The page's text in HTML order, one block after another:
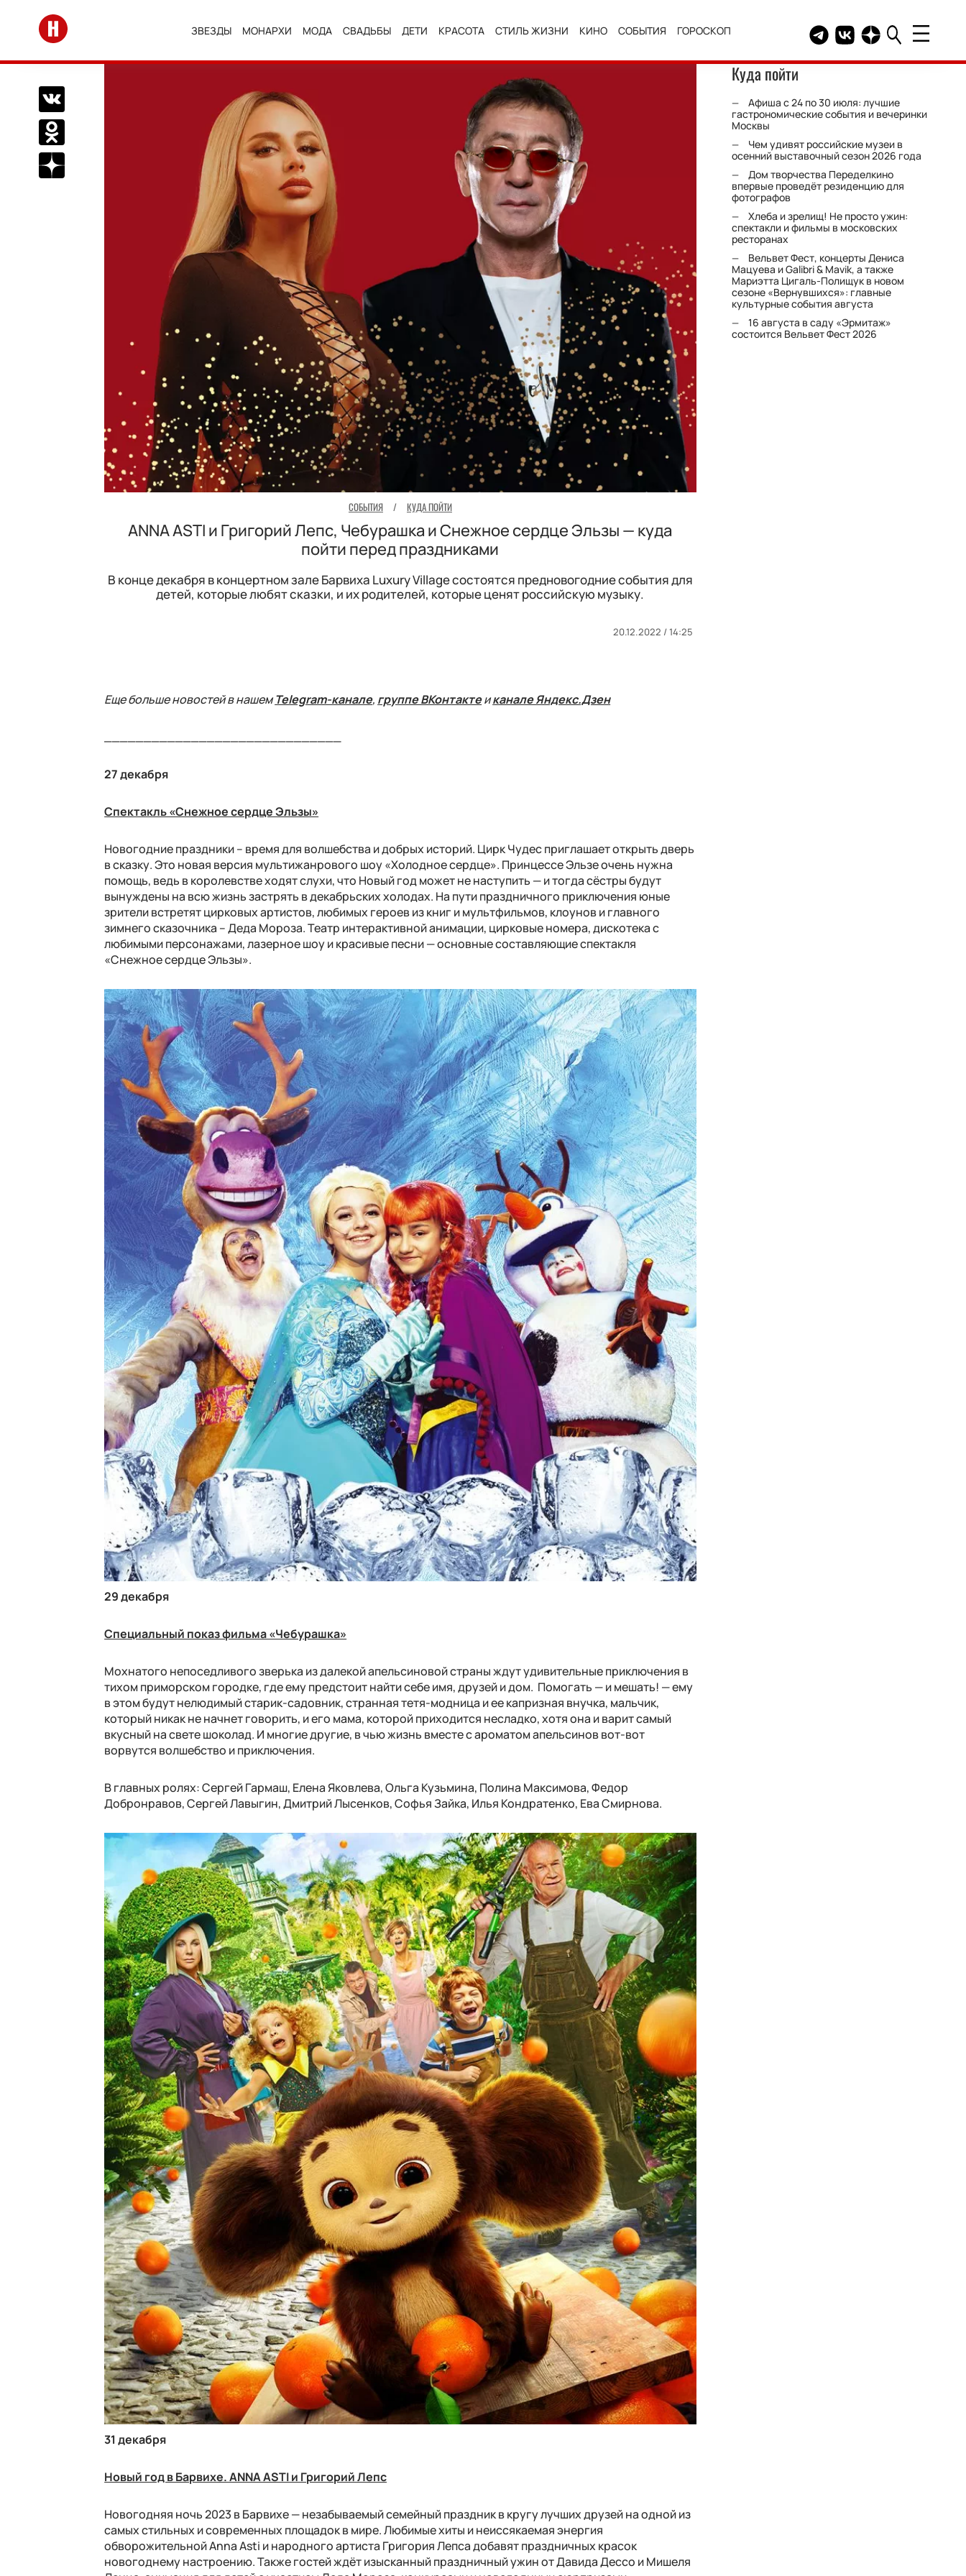
Перейти на главную
ЗВЕЗДЫ МОНАРХИ МОДА СВАДЬБЫ ДЕТИ КРАСОТА СТИЛЬ ЖИЗНИ КИНО СОБЫТИЯ ГОРОСКОП Telegram канал HELLO
Группа HELLO
Канал HELLO в
Поделиться Вконтакте
Поделиться в Одноклассниках
Подписаться на нас в Дзен
СОБЫТИЯ / КУДА ПОЙТИ
ANNA ASTI и Григорий Лепс, Чебурашка и Снежное сердце Эльзы — куда
пойти перед праздниками
В конце декабря в концертном зале Барвиха Luxury Village состоятся предновогодние события для
детей, которые любят сказки, и их родителей, которые ценят российскую музыку.
20.12.2022 / 14:25
Еще больше новостей в нашемTelegram-канале, группе ВКонтактеиканале Яндекс.Дзен
27 декабря
Спектакль «Снежное сердце Эльзы»
Новогодние праздники – время для волшебства и добрых историй. Цирк Чудес приглашает открыть дверь
в сказку. Это новая версия мультижанрового шоу «Холодное сердце». Принцессе Эльзе очень нужна
помощь, ведь в королевстве ходят слухи, что Новый год может не наступить — и тогда сёстры будут
вынуждены на всю жизнь застрять в декабрьских холодах. На пути праздничного приключения юные
зрители встретят цирковых артистов, любимых героев из книг и мультфильмов, клоунов и главного
зимнего сказочника – Деда Мороза. Театр интерактивной анимации, цирковые номера, дискотека с
любимыми персонажами, лазерное шоу и красивые песни — основные составляющие спектакля
«Снежное сердце Эльзы».
29 декабря
Специальный показ фильма «Чебурашка»
Мохнатого непоседливого зверька из далекой апельсиновой страны ждут удивительные приключения в
тихом приморском городке, где ему предстоит найти себе имя, друзей и дом. Помогать — и мешать! — ему
в этом будут нелюдимый старик-садовник, странная тетя-модница и ее капризная внучка, мальчик,
который никак не начнет говорить, и его мама, которой приходится несладко, хотя она и варит самый
вкусный на свете шоколад. И многие другие, в чью жизнь вместе с ароматом апельсинов вот-вот
ворвутся волшебство и приключения.
В главных ролях: Сергей Гармаш, Елена Яковлева, Ольга Кузьмина, Полина Максимова, Федор
Добронравов, Сергей Лавыгин, Дмитрий Лысенков, Софья Зайка, Илья Кондратенко, Ева Смирнова.
31 декабря
Новый год в Барвихе. ANNA ASTI и Григорий Лепс
Новогодняя ночь 2023 в Барвихе — незабываемый семейный праздник в кругу лучших друзей на одной из
самых стильных и современных площадок в мире. Любимые хиты и неиссякаемая энергия
обворожительной Anna Asti и народного артиста Григория Лепса добавят праздничных красок
новогоднему настроению. Также гостей ждёт изысканный праздничный ужин от Давида Дессо и Мишеля
Куда пойти
Афиша с 24 по 30 июля: лучшие
гастрономические события и вечеринки
Москвы
Чем удивят российские музеи в
осенний выставочный сезон 2026 года
Дом творчества Переделкино
впервые проведёт резиденцию для
фотографов
Хлеба и зрелищ! Не просто ужин:
спектакли и фильмы в московских
ресторанах
Вельвет Фест, концерты Дениса
Мацуева и Galibri & Mavik, а также
Мариэтта Цигаль-Полищук в новом
сезоне «Вернувшихся»: главные
культурные события августа
16 августа в саду «Эрмитаж»
состоится Вельвет Фест 2026